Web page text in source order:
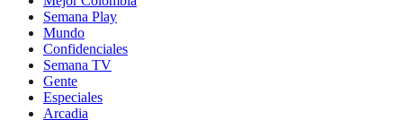
Semana Play
Mundo
Confidenciales
Semana TV
Gente
Especiales
Arcadia